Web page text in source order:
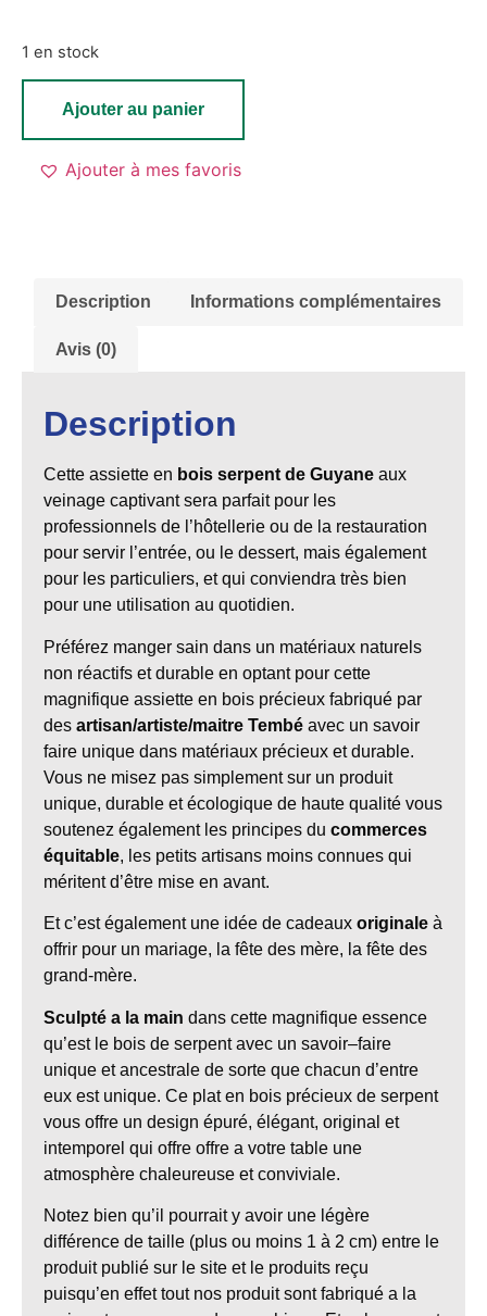
1 en stock
Ajouter au panier
Ajouter à mes favoris
Description Informations complémentaires
Avis (0)
Description
Cette assiette en bois serpent de Guyane aux
veinage captivant sera parfait pour les
professionnels de l’hôtellerie ou de la restauration
pour servir l’entrée, ou le dessert, mais également
pour les particuliers, et qui conviendra très bien
pour une utilisation au quotidien.
Préférez manger sain dans un matériaux naturels
non réactifs et durable en optant pour cette
magnifique assiette en bois précieux fabriqué par
des artisan/artiste/maitre Tembé avec un savoir
faire unique dans matériaux précieux et durable.
Vous ne misez pas simplement sur un produit
unique, durable et écologique de haute qualité vous
soutenez également les principes du commerces
équitable, les petits artisans moins connues qui
méritent d’être mise en avant.
Et c’est également une idée de cadeaux originale à
offrir pour un mariage, la fête des mère, la fête des
grand-mère.
Sculpté a la main dans cette magnifique essence
qu’est le bois de serpentavec un savoir–faire
unique et ancestrale de sorte que chacun d’entre
eux est unique. Ce plat en bois précieux de serpent
vous offre un design épuré, élégant, original et
intemporel qui offre offre a votre table une
atmosphère chaleureuse et conviviale.
Notez bien qu’il pourrait y avoir une légère
différence de taille (plus ou moins 1 à 2 cm) entre le
produit publié sur le site et le produits reçu
puisqu’en effet tout nos produit sont fabriqué a la